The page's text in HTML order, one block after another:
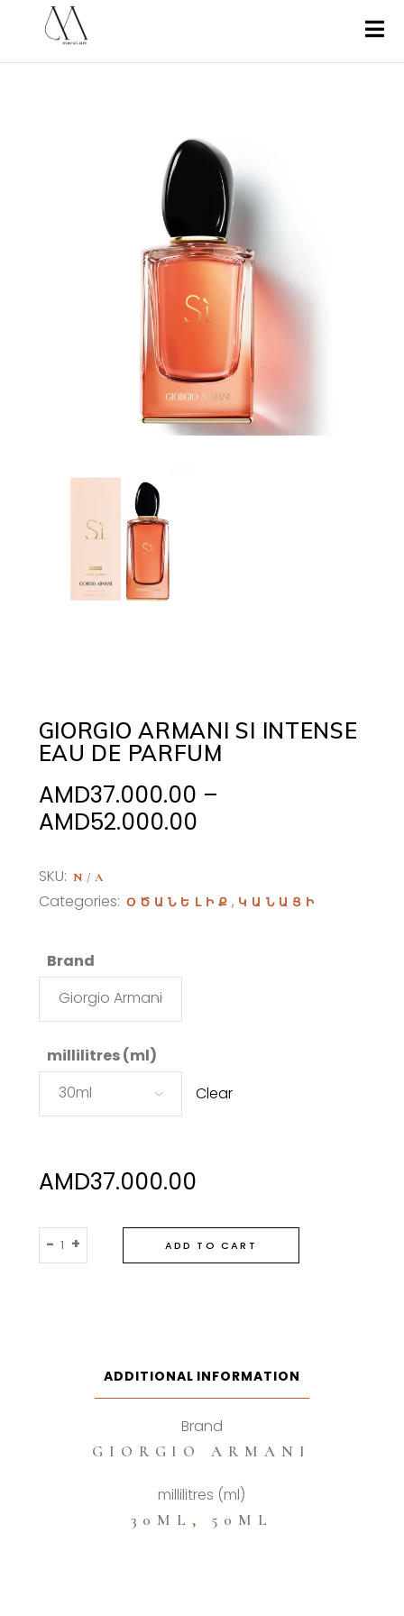
GIORGIO ARMANI SI INTENSE
EAU DE PARFUM
AMD37.000.00 –
AMD52.000.00Price
through
SKU: N/A
Categories: ՕԾԱՆԵԼԻՔ, ԿԱՆԱՑԻ
Brand
Giorgio Armani
millilitres (ml)
30ml
Clear
AMD37.000.00
Giorgio
Armani
quantity
- + ADD TO CART
ADDITIONAL INFORMATION
Brand
GIORGIO ARMANI
millilitres (ml)
30ML , 50ML